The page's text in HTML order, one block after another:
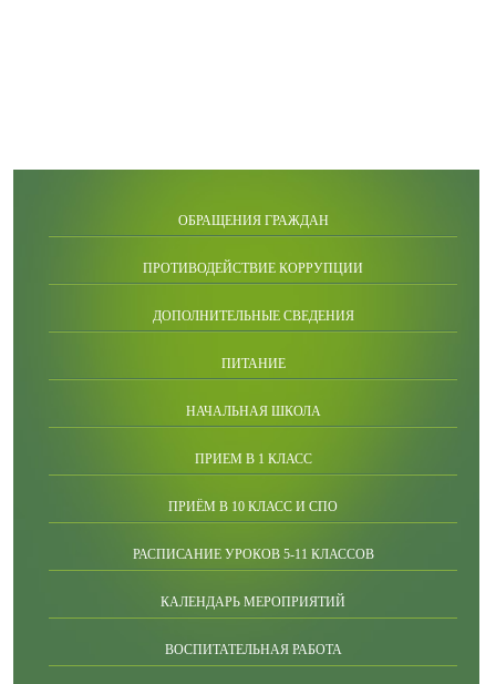
ОБРАЩЕНИЯ ГРАЖДАН
ПРОТИВОДЕЙСТВИЕ КОРРУПЦИИ
ДОПОЛНИТЕЛЬНЫЕ СВЕДЕНИЯ
ПИТАНИЕ
НАЧАЛЬНАЯ ШКОЛА
ПРИЕМ В 1 КЛАСС
ПРИЁМ В 10 КЛАСС И СПО
РАСПИСАНИЕ УРОКОВ 5-11 КЛАССОВ
КАЛЕНДАРЬ МЕРОПРИЯТИЙ
ВОСПИТАТЕЛЬНАЯ РАБОТА